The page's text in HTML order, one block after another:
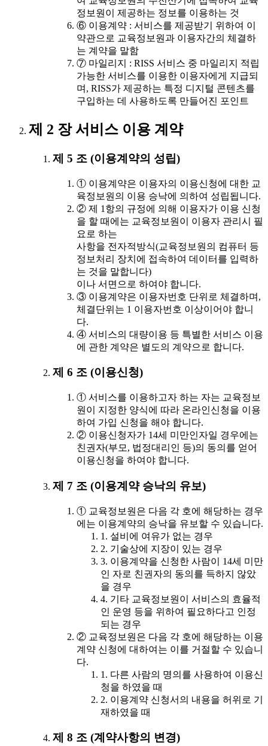
정보원이 제공하는 정보를 이용하는 것
⑥ 이용계약 : 서비스를 제공받기 위하여 이
약관으로 교육정보원과 이용자간의 체결하
는 계약을 말함
⑦ 마일리지 : RISS 서비스 중 마일리지 적립
가능한 서비스를 이용한 이용자에게 지급되
며, RISS가 제공하는 특정 디지털 콘텐츠를
구입하는 데 사용하도록 만들어진 포인트
제 2 장 서비스 이용 계약
제 5 조 (이용계약의 성립)
① 이용계약은 이용자의 이용신청에 대한 교
육정보원의 이용 승낙에 의하여 성립됩니다.
② 제 1항의 규정에 의해 이용자가 이용 신청
을 할 때에는 교육정보원이 이용자 관리시 필
요로 하는
사항을 전자적방식(교육정보원의 컴퓨터 등
정보처리 장치에 접속하여 데이터를 입력하
는 것을 말합니다)
이나 서면으로 하여야 합니다.
③ 이용계약은 이용자번호 단위로 체결하며,
체결단위는 1 이용자번호 이상이어야 합니
다.
④ 서비스의 대량이용 등 특별한 서비스 이용
에 관한 계약은 별도의 계약으로 합니다.
제 6 조 (이용신청)
① 서비스를 이용하고자 하는 자는 교육정보
원이 지정한 양식에 따라 온라인신청을 이용
하여 가입 신청을 해야 합니다.
② 이용신청자가 14세 미만인자일 경우에는
친권자(부모, 법정대리인 등)의 동의를 얻어
이용신청을 하여야 합니다.
제 7 조 (이용계약 승낙의 유보)
① 교육정보원은 다음 각 호에 해당하는 경우
에는 이용계약의 승낙을 유보할 수 있습니다.
1. 설비에 여유가 없는 경우
2. 기술상에 지장이 있는 경우
3. 이용계약을 신청한 사람이 14세 미만
인 자로 친권자의 동의를 득하지 않았
을 경우
4. 기타 교육정보원이 서비스의 효율적
인 운영 등을 위하여 필요하다고 인정
되는 경우
② 교육정보원은 다음 각 호에 해당하는 이용
계약 신청에 대하여는 이를 거절할 수 있습니
다.
1. 다른 사람의 명의를 사용하여 이용신
청을 하였을 때
2. 이용계약 신청서의 내용을 허위로 기
재하였을 때
제 8 조 (계약사항의 변경)